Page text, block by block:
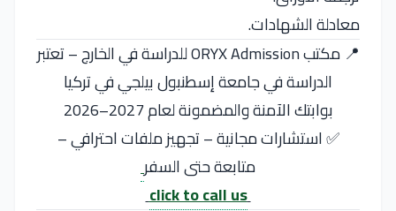
معادلة الشهادات.
📍 مكتب ORYX Admission للدراسة في الخارج – تعتبر
الدراسة في جامعة إسطنبول بيلجي في تركيا
بوابتك الآمنة والمضمونة لعام 2027–2026
✅ استشارات مجانية – تجهيز ملفات احترافي –
متابعة حتى السفر
click to call us